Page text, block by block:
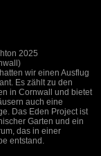
2025
wir einen Ausflug
Es zählt zu den
in Cornwall und bietet
auch eine
Das Eden Project ist
Garten und ein
das in einer
entstand.